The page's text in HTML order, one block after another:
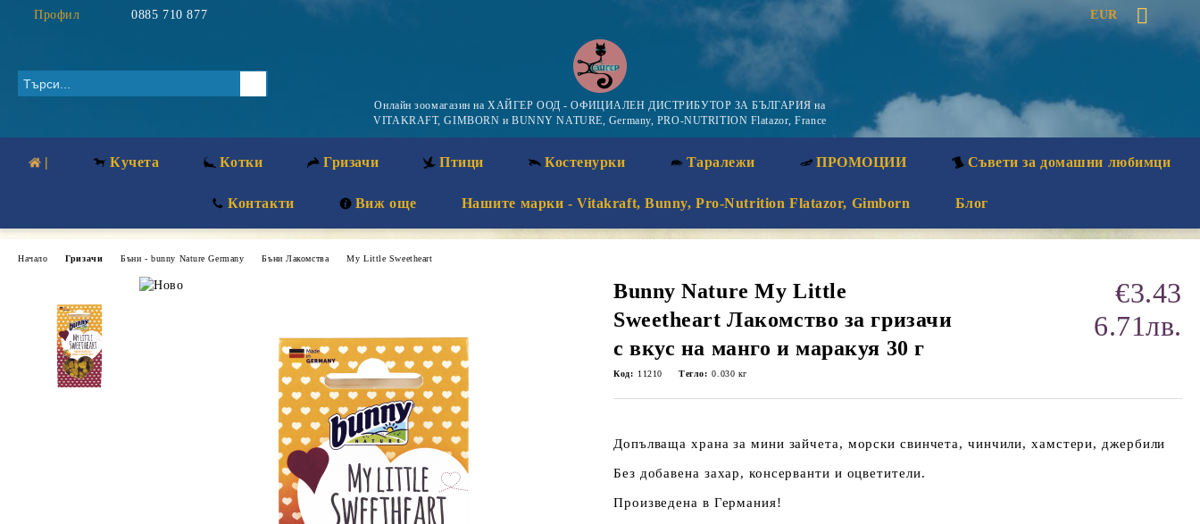
Профил 0885 710 877 EUR
Онлайн зоомагазин на ХАЙГЕР ООД - ОФИЦИАЛЕН ДИСТРИБУТОР ЗА БЪЛГАРИЯ на
VITAKRAFT, GIMBORN и BUNNY NATURE, Germany, PRO-NUTRITION Flatazor, France
| Кучета Котки Гризачи Птици Костенурки Таралежи ПРОМОЦИИ Съвети за домашни любимци
Контакти Виж още Нашите марки - Vitakraft, Bunny, Pro-Nutrition Flatazor, Gimborn Блог
Начало Гризачи Бъни - bunny Nature Germany Бъни Лакомства My Little Sweetheart
Bunny Nature My Little
Sweetheart Лакомство за гризачи
с вкус на манго и маракуя 30 г
€3.43
6.71лв.
Код: 11210 Тегло: 0.030 кг
Допълваща храна за мини зайчета, морски свинчета, чинчили, хамстери, джербили
Без добавена захар, консерванти и оцветители.
Произведена в Германия!